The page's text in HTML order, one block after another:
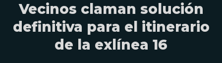
Vecinos claman solución
definitiva para el itinerario
de la exlínea 16